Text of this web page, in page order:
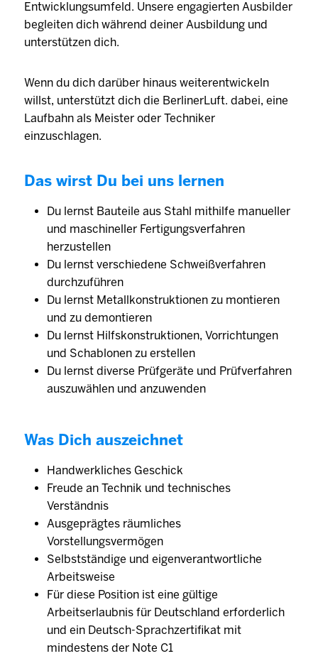
Entwicklungsumfeld. Unsere engagierten Ausbilder
begleiten dich während deiner Ausbildung und
unterstützen dich.
Wenn du dich darüber hinaus weiterentwickeln
willst, unterstützt dich die BerlinerLuft. dabei, eine
Laufbahn als Meister oder Techniker
einzuschlagen.
Das wirst Du bei uns lernen
Du lernst Bauteile aus Stahl mithilfe manueller
und maschineller Fertigungsverfahren
herzustellen
Du lernst verschiedene Schweißverfahren
durchzuführen
Du lernst Metallkonstruktionen zu montieren
und zu demontieren
Du lernst Hilfskonstruktionen, Vorrichtungen
und Schablonen zu erstellen
Du lernst diverse Prüfgeräte und Prüfverfahren
auszuwählen und anzuwenden
Was Dich auszeichnet
Handwerkliches Geschick
Freude an Technik und technisches
Verständnis
Ausgeprägtes räumliches
Vorstellungsvermögen
Selbstständige und eigenverantwortliche
Arbeitsweise
Für diese Position ist eine gültige
Arbeitserlaubnis für Deutschland erforderlich
und ein Deutsch-Sprachzertifikat mit
mindestens der Note C1